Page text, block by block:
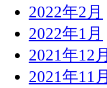
2022年2月
2022年1月
2021年12月
2021年11月